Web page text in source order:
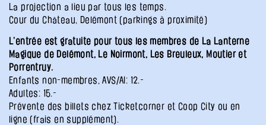
La projection a lieu par tous les temps.
Cour du Château, Delémont (parkings à proximité)
L’entrée est gratuite pour tous les membres de La Lanterne
Magique de Delémont, Le Noirmont, Les Breuleux, Moutier et
Porrentruy.
Enfants non-membres, AVS/AI: 12.-
Adultes: 15.-
Prévente des billets chez Ticketcorner et Coop City ou en
ligne (frais en supplément).